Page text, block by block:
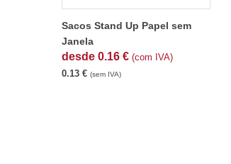
Sacos Stand Up Papel sem
Janela
desde 0.16 € (com IVA)
0.13 € (sem IVA)